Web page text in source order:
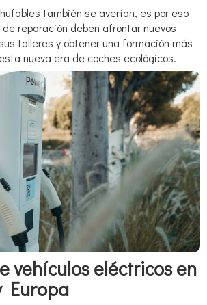
también se averían, es por eso
reparación deben afrontar nuevos
talleres y obtener una formación más
nueva era de coches ecológicos.
vehículos eléctricos en
Europa